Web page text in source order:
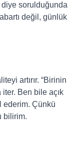
diye sorulduğunda
değil, günlük
artırır. “Birinin
iter. Ben bile açık
ederim. Çünkü
bilirim.